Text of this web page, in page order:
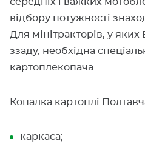
відбору потужності
Для мінітракторів, у
ззаду, необхідна
картоплекопача
Копалка картоплі
каркаса;